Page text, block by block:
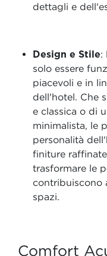
dettagli e
Design e Stile:
solo essere
piacevoli e in
dell'hotel. Che
e classica o di
minimalista, le
personalità
finiture
trasformare le
contribuiscono
spazi.
Comfort